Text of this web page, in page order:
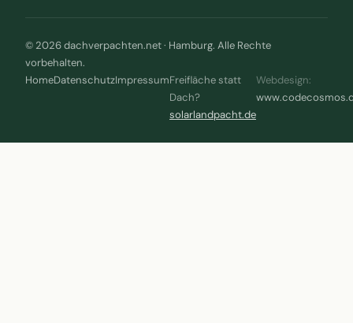
© 2026 dachverpachten.net · Hamburg. Alle Rechte
vorbehalten.
HomeDatenschutzImpressumFreifläche statt
Dach?
solarlandpacht.de
Webdesign: